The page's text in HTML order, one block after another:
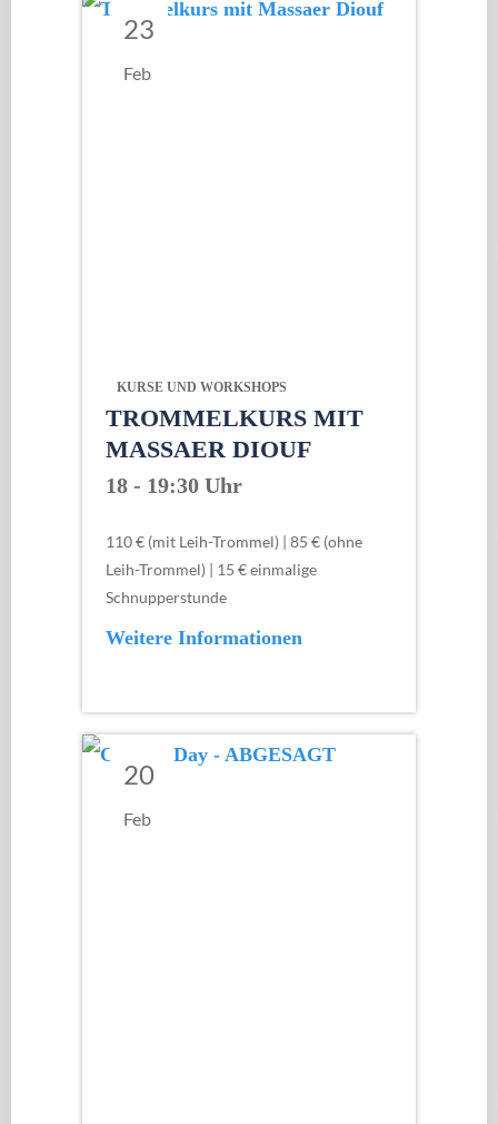
23
Feb
KURSE UND WORKSHOPS
TROMMELKURS MIT
MASSAER DIOUF
18 - 19:30 Uhr
110 € (mit Leih-Trommel) | 85 € (ohne
Leih-Trommel) | 15 € einmalige
Schnupperstunde
Weitere Informationen
20
Feb